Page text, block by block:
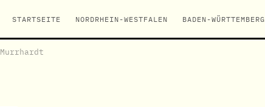
STARTSEITE NORDRHEIN-WESTFALEN BADEN-WÜRTTEMBERG
Murrhardt